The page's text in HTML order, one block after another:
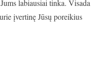
labiausiai tinka. Visada
įvertinę Jūsų poreikius